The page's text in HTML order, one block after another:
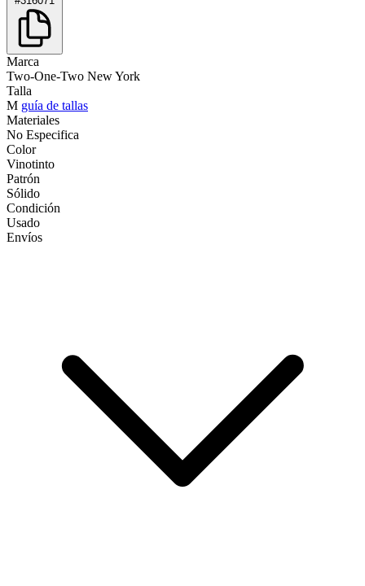
Marca
Two-One-Two New York
Talla
M guía de tallas
Materiales
No Especifica
Color
Vinotinto
Patrón
Sólido
Condición
Usado
Envíos